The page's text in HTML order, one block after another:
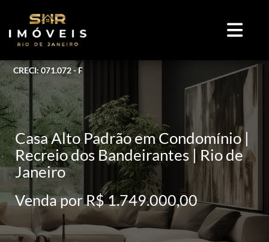
CRECI: 071.072 - F
Casa Alto Padrão em Condomínio |
Recreio dos Bandeirantes | Rio de
Janeiro
Venda por R$ 1.749.000,00